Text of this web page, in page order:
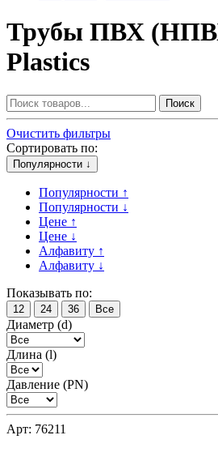
Трубы ПВХ
Plastics
Поиск
Очистить фильтры
Сортировать по:
Популярности ↓
Популярности ↑
Популярности ↓
Цене ↑
Цене ↓
Алфавиту ↑
Алфавиту ↓
Показывать по:
12 24 36 Все
Диаметр (d)
Длина (l)
Давление (PN)
Арт: 76211